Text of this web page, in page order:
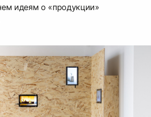
идеям о «продукции»